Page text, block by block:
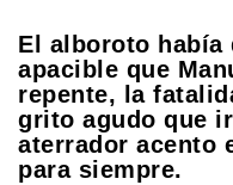
El alboroto había
apacible que
repente, la
grito agudo que
aterrador acento
para siempre.